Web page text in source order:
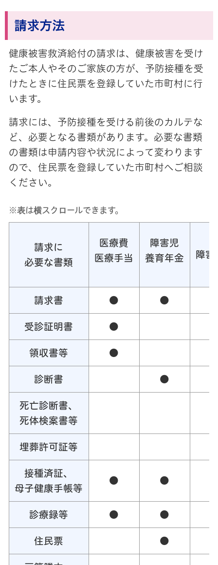
請求方法
健康被害救済給付の請求は、健康被害を受け
たご本人やそのご家族の方が、予防接種を受
けたときに住民票を登録していた市町村に行
います。
請求には、予防接種を受ける前後のカルテな
ど、必要となる書類があります。必要な書類
の書類は申請内容や状況によって変わります
ので、住民票を登録していた市町村へご相談
ください。
※表は横スクロールできます。
請求に
必要な書類
医療費
医療手当
障害児
養育年金
障害
請求書 ● ●
受診証明書 ●
領収書等 ●
診断書 ●
死亡診断書、
死体検案書等
埋葬許可証等
接種済証、
母子健康手帳等
● ●
診療録等 ● ●
住民票 ●